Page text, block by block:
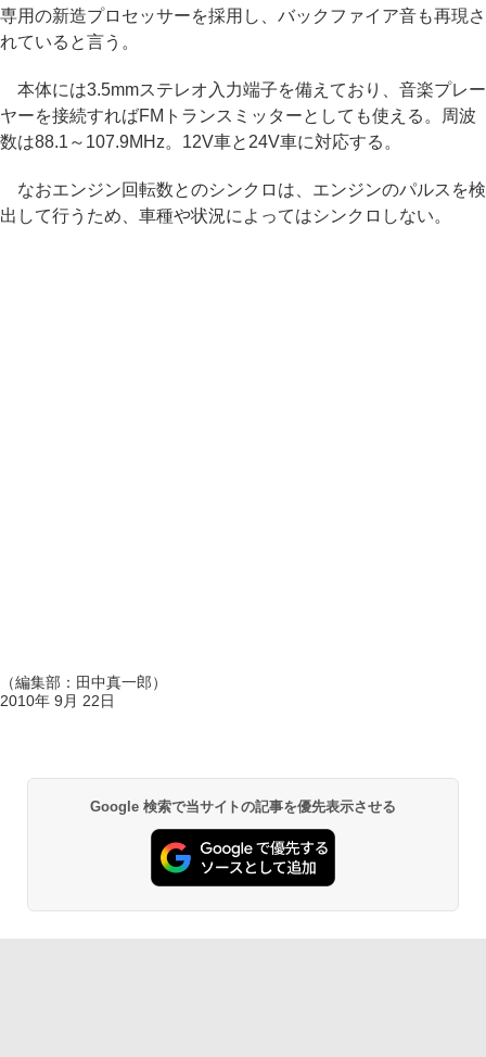
専用の新造プロセッサーを採用し、バックファイア音も再現さ
れていると言う。
本体には3.5mmステレオ入力端子を備えており、音楽プレー
ヤーを接続すればFMトランスミッターとしても使える。周波
数は88.1～107.9MHz。12V車と24V車に対応する。
なおエンジン回転数とのシンクロは、エンジンのパルスを検
出して行うため、車種や状況によってはシンクロしない。
（編集部：田中真一郎）
2010年 9月 22日
Google 検索で当サイトの記事を優先表示させる